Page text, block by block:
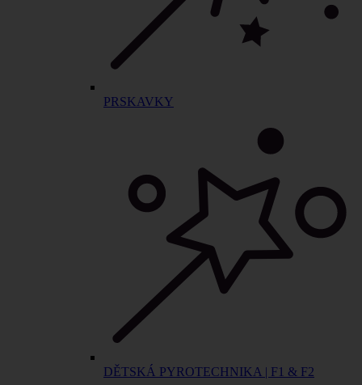
PRSKAVKY
DĚTSKÁ PYROTECHNIKA | F1 & F2